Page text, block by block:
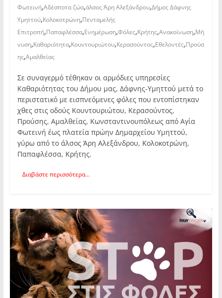
Φωτεινή,Αδέσποτα ζώα,άλσος Άρη Αλεξάνδρου,Δήμος Δάφνης
Υμηττού,Κολοκοτρώνη,Πενταμελής
Επιτροπή,Παπαφλέσσα,Ενημέρωση,Φόλες,Κρήτης,Ανακοίνωση,Μή
νυση,Καθαριότητα,Κουντουριώτου,Κερασούντος,Εθελοντές,Προύσ
ης,Αμαλθείας
Σε συναγερμό τέθηκαν οι αρμόδιες υπηρεσίες
Καθαριότητας του Δήμου μας, Δάφνης-Υμηττού μετά το
περιστατικό με εισπνεόμενες φόλες που εντοπίστηκαν
χθες στις οδούς Κουντουριώτου, Κερασούντος,
Προύσης, Αμαλθείας, Κωνσταντινουπόλεως από Αγία
Φωτεινή έως πλατεία πρώην Δημαρχείου Υμηττού,
γύρω από το άλσος Άρη Αλεξάνδρου, Κολοκοτρώνη,
Παπαφλέσσα, Κρήτης.
Διαβάστε περισσότερα...